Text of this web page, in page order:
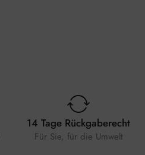
14 Tage Rückgaberecht
Für Sie, für die Umwelt